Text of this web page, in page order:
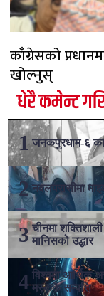
काँग्रेसको
खोल्नुस्
धेरै कमेन्ट
जनकपुरधाम-६ का
नवलपरासीमा
चीनमा
मानिसको उद्धार
विश्वमा आर्थिक
मस्ककै सम्पत्ति